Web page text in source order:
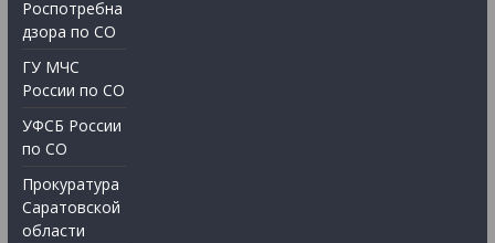
Роспотребна
дзора по СО
ГУ МЧС
России по СО
УФСБ России
по СО
Прокуратура
Саратовской
области